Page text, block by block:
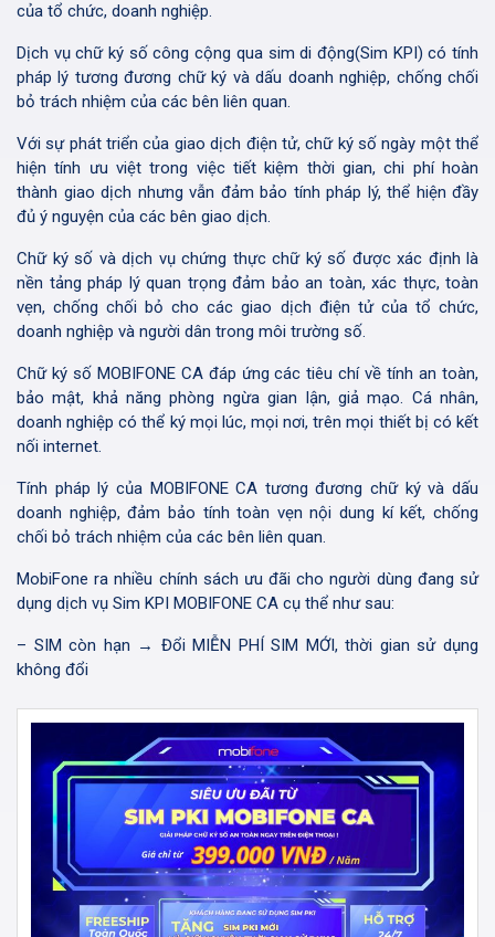
của tổ chức, doanh nghiệp.
Dịch vụ chữ ký số công cộng qua sim di động(Sim KPI) có tính
pháp lý tương đương chữ ký và dấu doanh nghiệp, chống chối
bỏ trách nhiệm của các bên liên quan.
Với sự phát triển của giao dịch điện tử, chữ ký số ngày một thể
hiện tính ưu việt trong việc tiết kiệm thời gian, chi phí hoàn
thành giao dịch nhưng vẫn đảm bảo tính pháp lý, thể hiện đầy
đủ ý nguyện của các bên giao dịch.
Chữ ký số và dịch vụ chứng thực chữ ký số được xác định là
nền tảng pháp lý quan trọng đảm bảo an toàn, xác thực, toàn
vẹn, chống chối bỏ cho các giao dịch điện tử của tổ chức,
doanh nghiệp và người dân trong môi trường số.
Chữ ký số MOBIFONE CA đáp ứng các tiêu chí về tính an toàn,
bảo mật, khả năng phòng ngừa gian lận, giả mạo. Cá nhân,
doanh nghiệp có thể ký mọi lúc, mọi nơi, trên mọi thiết bị có kết
nối internet.
Tính pháp lý của MOBIFONE CA tương đương chữ ký và dấu
doanh nghiệp, đảm bảo tính toàn vẹn nội dung kí kết, chống
chối bỏ trách nhiệm của các bên liên quan.
MobiFone ra nhiều chính sách ưu đãi cho người dùng đang sử
dụng dịch vụ Sim KPI MOBIFONE CA cụ thể như sau:
– SIM còn hạn → Đổi MIỄN PHÍ SIM MỚI, thời gian sử dụng
không đổi